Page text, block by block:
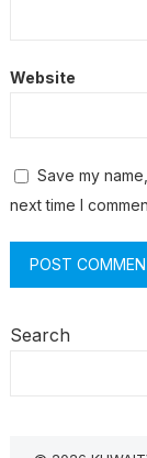
Website
Save my
next time I
Search